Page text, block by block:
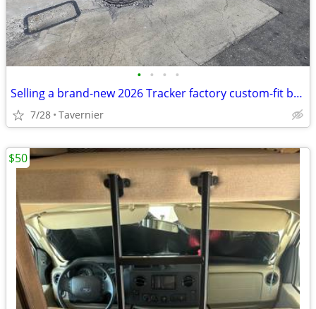
• • • •
Selling a brand-new 2026 Tracker factory custom-fit boat trailer
7/28 Tavernier
$50